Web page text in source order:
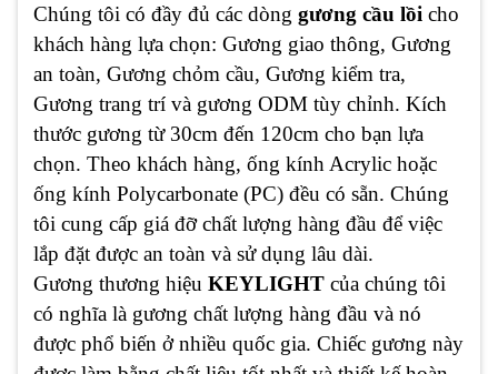
Chúng tôi có đầy đủ các dòng gương cầu lồi cho
khách hàng lựa chọn: Gương giao thông, Gương
an toàn, Gương chỏm cầu, Gương kiểm tra,
Gương trang trí và gương ODM tùy chỉnh. Kích
thước gương từ 30cm đến 120cm cho bạn lựa
chọn. Theo khách hàng, ống kính Acrylic hoặc
ống kính Polycarbonate (PC) đều có sẵn. Chúng
tôi cung cấp giá đỡ chất lượng hàng đầu để việc
lắp đặt được an toàn và sử dụng lâu dài.
Gương thương hiệu KEYLIGHT của chúng tôi
có nghĩa là gương chất lượng hàng đầu và nó
được phổ biến ở nhiều quốc gia. Chiếc gương này